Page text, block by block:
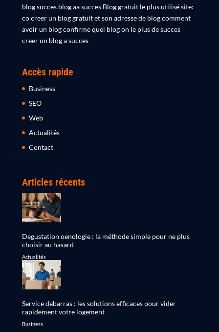
blog succes blog aa succes Blog gratuit le plus utilisé site:
co creer un blog gratuit et son adresse de blog comment
avoir un blog confirme quel blog on le plus de succes
creer un blog a succes
Accès rapide
Business
SEO
Web
Actualités
Contact
Articles récents
Degustation oenologie : la méthode simple pour ne plus
choisir au hasard
Actualités
Service debarras : les solutions efficaces pour vider
rapidement votre logement
Business